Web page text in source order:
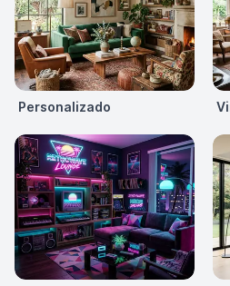
Personalizado